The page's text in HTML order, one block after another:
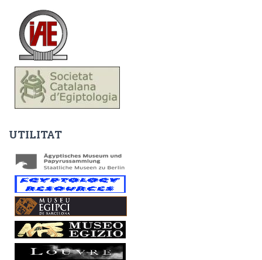
UTILITAT